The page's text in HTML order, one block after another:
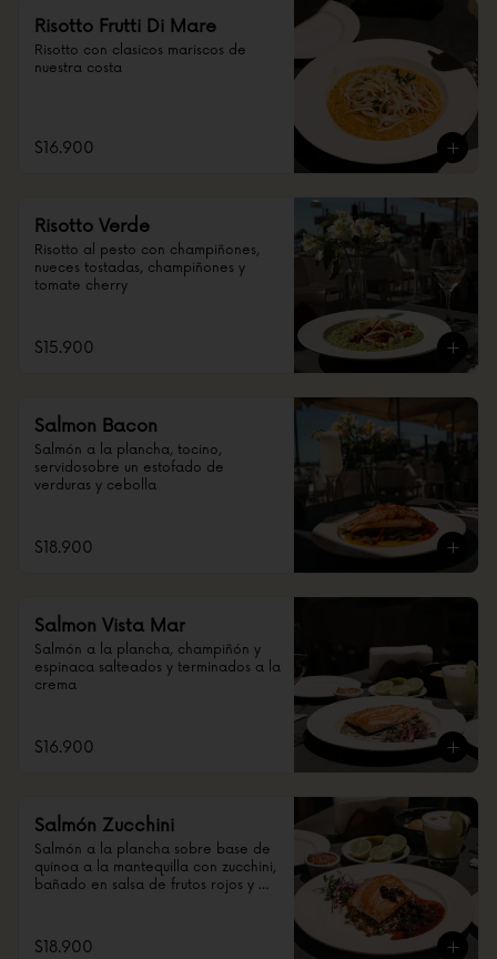
Risotto Frutti Di Mare
Risotto con clasicos mariscos de
nuestra costa
$16.900
Risotto Verde
Risotto al pesto con champiñones,
nueces tostadas, champiñones y
tomate cherry
$15.900
Salmon Bacon
Salmón a la plancha, tocino,
servidosobre un estofado de
verduras y cebolla
$18.900
Salmon Vista Mar
Salmón a la plancha, champiñón y
espinaca salteados y terminados a la
crema
$16.900
Salmón Zucchini
Salmón a la plancha sobre base de
quinoa a la mantequilla con zucchini,
bañado en salsa de frutos rojos y
$18.900